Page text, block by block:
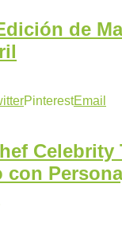
de
PinterestEmail
Celebrity
con